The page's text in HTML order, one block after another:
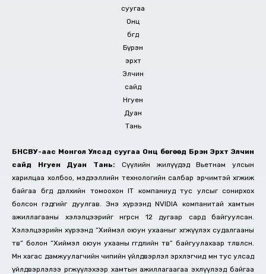
суугаа
Онц
бөгөөд
Бүрэн
эрхт
Элчин
сайд
Нгуен
Дуан
Тань
БНСВУ-аас Монгол Улсад суугаа Онц бөгөөд Бүрэн Эрхт Элчин
сайд Нгуен Дуан Тань: Сүүлийн жилүүдэд Вьетнам улсын
харилцаа холбоо, мэдээллийн технологийн салбар эрчимтэй хөгжиж
байгаа бөгөөд дэлхийн томоохон IT компаниуд тус улсыг сонирхох
болсон гэдгийг дуулгав. Энэ хүрээнд NVIDIA компанитай хамтын
ажиллагааны хэлэлцээрийг өнгөрсөн 12 дугаар сард байгуулсан.
Хэлэлцээрийн хүрээнд “Хиймэл оюун ухааныг хөгжүүлэх судалгааны
төв” болон “Хиймэл оюун ухааны өгөгдлийн төв” байгуулахаар төлөвлөсөн.
Мөн хагас дамжуулагчийн чипийн үйлдвэрлэл эрхлэгчид мөн тус улсад
үйлдвэрлэлээ өргөжүүлэхээр хамтын ажиллагаагаа эхлүүлээд байгаа